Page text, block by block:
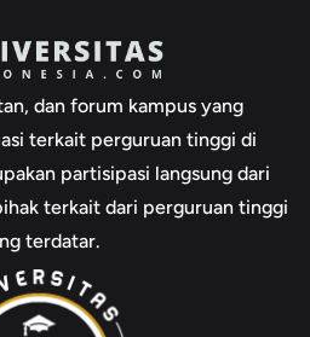
dan forum kampus yang
terkait perguruan tinggi di
partisipasi langsung dari
terkait dari perguruan tinggi
terdatar.